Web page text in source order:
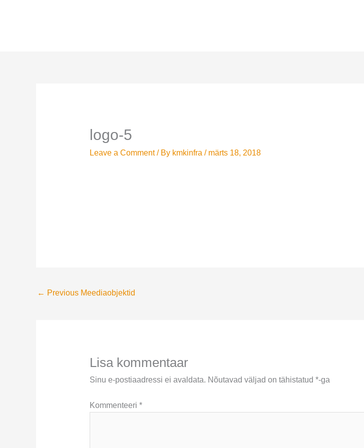
logo-5
Leave a Comment/ Bykmkinfra/ märts 18, 2018
← Previous Meediaobjektid
Lisa kommentaar
Sinu e-postiaadressi ei avaldata.Nõutavad väljad on tähistatud*-ga
Kommenteeri *